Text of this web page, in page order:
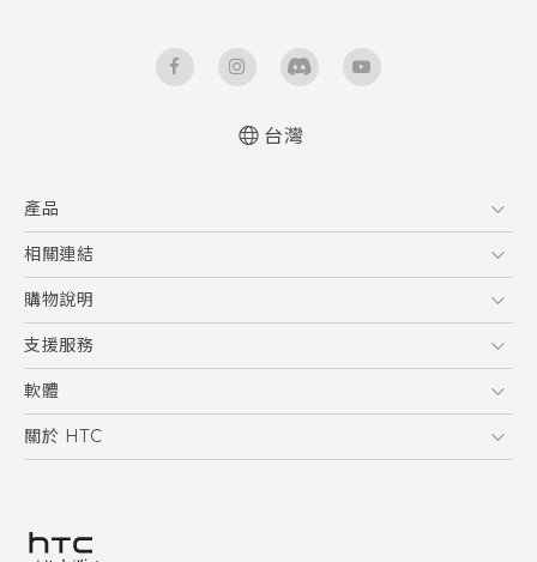
台灣
產品
5G
智慧型手機
配件
相關連結
HTC Research
購物說明
購物須知
訂單管理
付款方式
支援服務
到府收送維修服務
服務中心資訊
客戶服務佈告欄
軟體
應用程式
HTC Sync Manager
關於 HTC
投資人